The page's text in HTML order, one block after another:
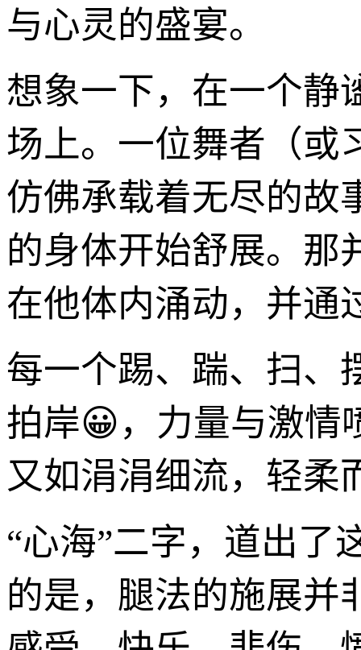
与心灵的盛宴。
想象一下，在一个静
场上。一位舞者（或
仿佛承载着无尽的故
的身体开始舒展。那
在他体内涌动，并通
每一个踢、踹、扫、
拍岸😀，力量与激情
又如涓涓细流，轻柔
“心海”二字，道出
的是，腿法的施展并